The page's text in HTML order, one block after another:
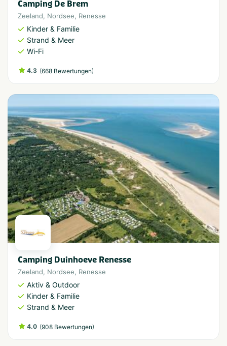
Camping De Brem
Zeeland, Nordsee, Renesse
Kinder & Familie
Strand & Meer
Wi-Fi
4.3 (668 Bewertungen)
Camping Duinhoeve Renesse
Zeeland, Nordsee, Renesse
Aktiv & Outdoor
Kinder & Familie
Strand & Meer
4.0 (908 Bewertungen)